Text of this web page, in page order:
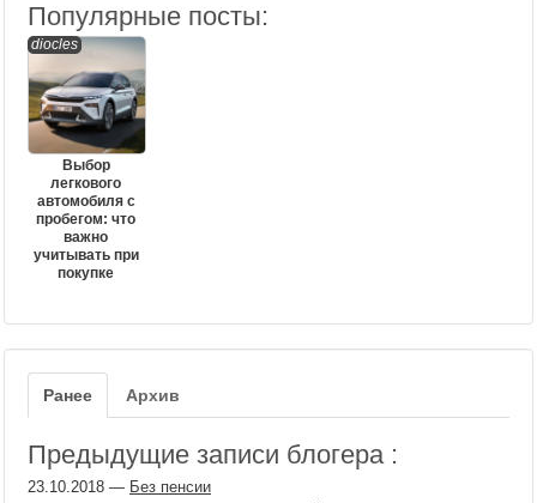
Популярные посты:
diocles
Выбор
легкового
автомобиля с
пробегом: что
важно
учитывать при
покупке
Ранее Архив
Предыдущие записи блогера :
23.10.2018 — Без пенсии